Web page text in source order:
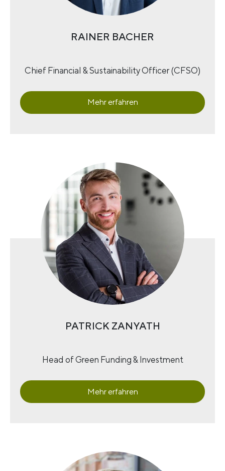
RAINER BACHER
Chief Financial & Sustainability Officer (CFSO)
Mehr erfahren
PATRICK ZANYATH
Head of Green Funding & Investment
Mehr erfahren